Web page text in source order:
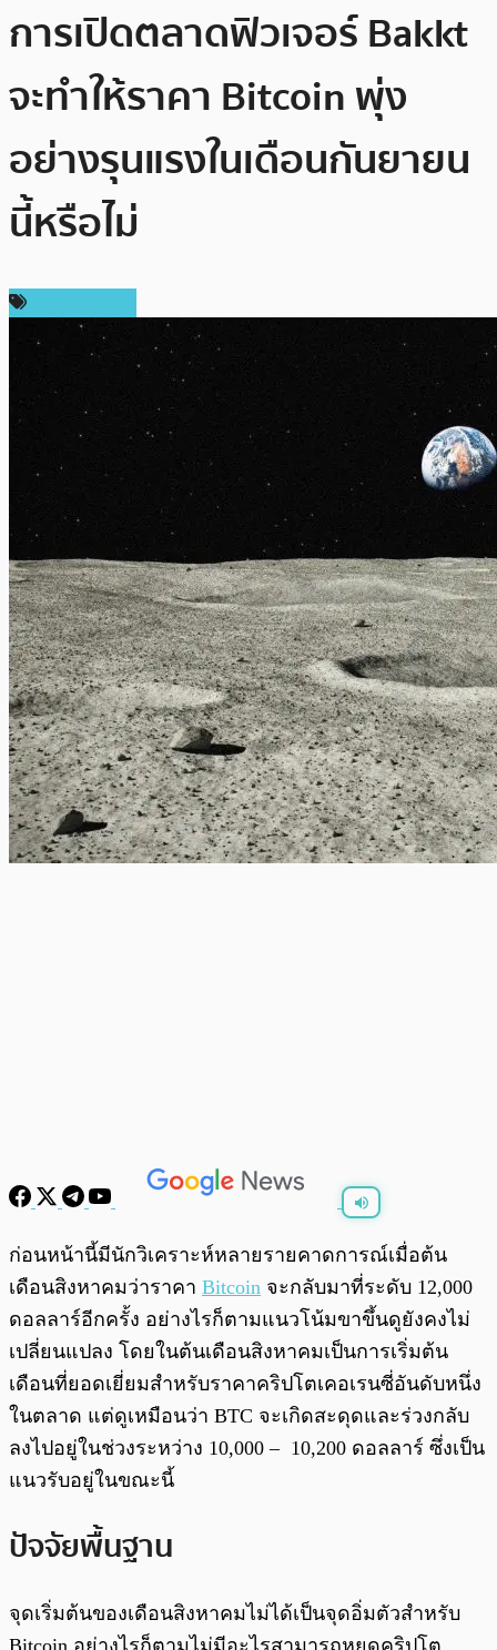
การเปิดตลาดฟิวเจอร์ Bakkt
จะทำให้ราคา Bitcoin พุ่ง
อย่างรุนแรงในเดือนกันยายน
นี้หรือไม่
พร้อมเล่น 0:00/ 0:00
ก่อนหน้านี้มีนักวิเคราะห์หลายรายคาดการณ์เมื่อต้น
เดือนสิงหาคมว่าราคา Bitcoin จะกลับมาที่ระดับ 12,000
ดอลลาร์อีกครั้ง อย่างไรก็ตามแนวโน้มขาขึ้นดูยังคงไม่
เปลี่ยนแปลง โดยในต้นเดือนสิงหาคมเป็นการเริ่มต้น
เดือนที่ยอดเยี่ยมสำหรับราคาคริปโตเคอเรนซี่อันดับหนึ่ง
ในตลาด แต่ดูเหมือนว่า BTC จะเกิดสะดุดและร่วงกลับ
ลงไปอยู่ในช่วงระหว่าง 10,000 – 10,200 ดอลลาร์ ซึ่งเป็น
แนวรับอยู่ในขณะนี้
ปัจจัยพื้นฐาน
จุดเริ่มต้นของเดือนสิงหาคมไม่ได้เป็นจุดอิ่มตัวสำหรับ
Bitcoin อย่างไรก็ตามไม่มีอะไรสามารถหยุดคริปโต